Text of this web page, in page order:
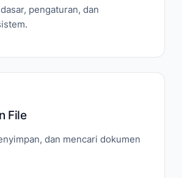
pengaturan, dan
File
dan mencari dokumen